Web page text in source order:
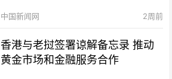
中国新闻网 2周前
香港与老挝签署谅解备忘录 推动
黄金市场和金融服务合作